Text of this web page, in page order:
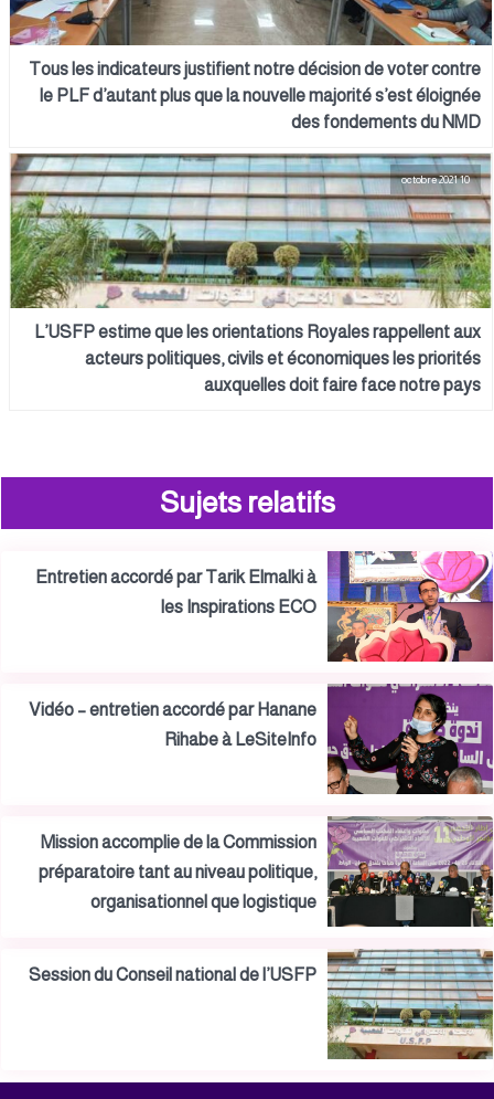
Tous les indicateurs justifient notre décision de voter contre
le PLF d’autant plus que la nouvelle majorité s’est éloignée
des fondements du NMD
10 octobre 2021
L’USFP estime que les orientations Royales rappellent aux
acteurs politiques, civils et économiques les priorités
auxquelles doit faire face notre pays
Sujets relatifs
Entretien accordé par Tarik Elmalki à
les Inspirations ECO
Vidéo – entretien accordé par Hanane
Rihabe à LeSiteInfo
Mission accomplie de la Commission
préparatoire tant au niveau politique,
organisationnel que logistique
Session du Conseil national de l’USFP